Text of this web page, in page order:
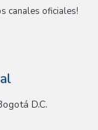
canales oficiales!
D.C.